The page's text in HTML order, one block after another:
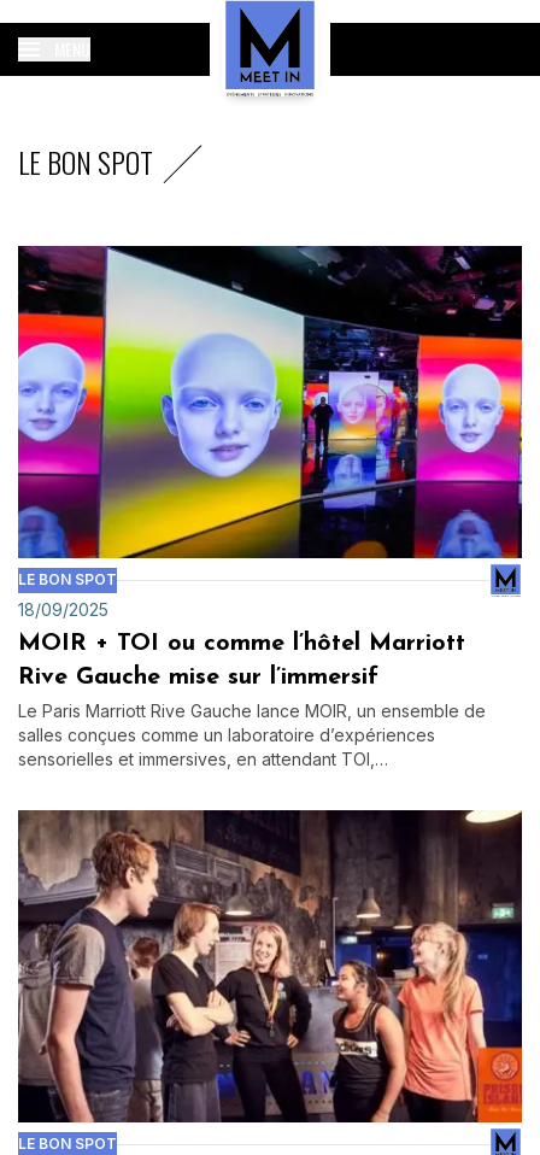
LE BON SPOT
LE BON SPOT
18/09/2025
MOIR + TOI ou comme l’hôtel Marriott
Rive Gauche mise sur l’immersif
Le Paris Marriott Rive Gauche lance MOIR, un ensemble de
salles conçues comme un laboratoire d’expériences
sensorielles et immersives, en attendant TOI,…
LE BON SPOT